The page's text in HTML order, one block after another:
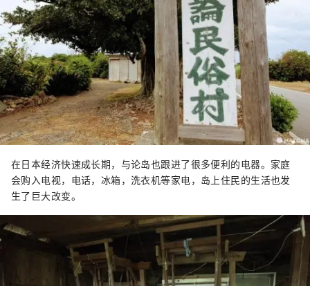
在日本经济快速成长期，与论岛也跟进了很多便利的电器。家庭
会购入电视，电话，冰箱，洗衣机等家电，岛上住民的生活也发
生了巨大改变。